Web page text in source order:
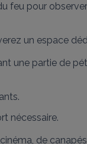
feu pour
un espace
une partie de
nécessaire.
de